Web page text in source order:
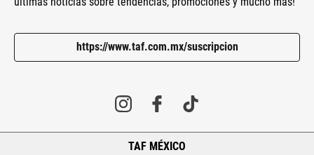
https://www.taf.com.mx/suscripcion
TAF MÉXICO